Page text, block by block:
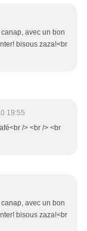
avec un bon
bisous zaza!<br
19:55
/> <br /> <br
avec un bon
bisous zaza!<br